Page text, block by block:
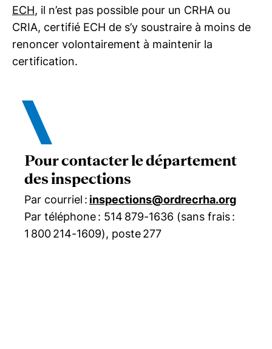
ECH, il n’est pas possible pour un CRHA ou
CRIA, certifié ECH de s’y soustraire à moins de
renoncer volontairement à maintenir la
certification.
Pour contacter le département
des inspections
Par courriel : inspections@ordrecrha.org
Par téléphone : 514 879-1636 (sans frais :
1 800 214-1609), poste 277